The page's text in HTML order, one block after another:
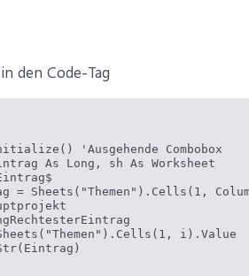
den Code-Tag
'Ausgehende Combobox
As Long, sh As Worksheet
= Sheets("Themen").Cells(1,
i).Value